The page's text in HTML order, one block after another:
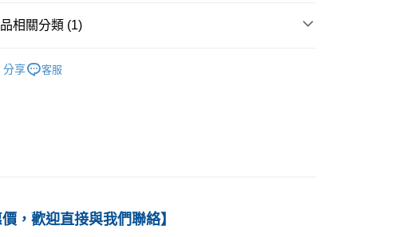
後7-11取貨
-台灣本島
相關分類 (1)
分享
客服
，歡迎直接與我們聯絡】